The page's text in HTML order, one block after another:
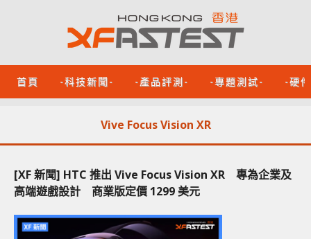
首頁 -科技新聞- -產品評測- -專題測試- -硬
Vive Focus Vision XR
[XF 新聞] HTC 推出 Vive Focus Vision XR 專為企業及
高端遊戲設計 商業版定價 1299 美元